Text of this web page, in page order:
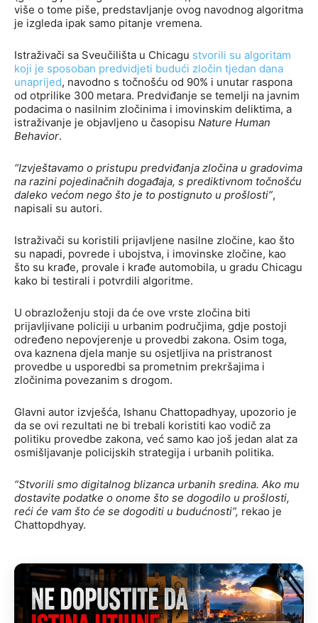
više o tome piše, predstavljanje ovog navodnog algoritma
je izgleda ipak samo pitanje vremena.
Istraživači sa Sveučilišta u Chicagu stvorili su algoritam
koji je sposoban predvidjeti budući zločin tjedan dana
unaprijed, navodno s točnošću od 90% i unutar raspona
od otprilike 300 metara. Predviđanje se temelji na javnim
podacima o nasilnim zločinima i imovinskim deliktima, a
istraživanje je objavljeno u časopisu Nature Human
Behavior.
“Izvještavamo o pristupu predviđanja zločina u gradovima
na razini pojedinačnih događaja, s prediktivnom točnošću
daleko većom nego što je to postignuto u prošlosti”,
napisali su autori.
Istraživači su koristili prijavljene nasilne zločine, kao što
su napadi, povrede i ubojstva, i imovinske zločine, kao
što su krađe, provale i krađe automobila, u gradu Chicagu
kako bi testirali i potvrdili algoritme.
U obrazloženju stoji da će ove vrste zločina biti
prijavljivane policiji u urbanim područjima, gdje postoji
određeno nepovjerenje u provedbi zakona. Osim toga,
ova kaznena djela manje su osjetljiva na pristranost
provedbe u usporedbi sa prometnim prekršajima i
zločinima povezanim s drogom.
Glavni autor izvješća, Ishanu Chattopadhyay, upozorio je
da se ovi rezultati ne bi trebali koristiti kao vodič za
politiku provedbe zakona, već samo kao još jedan alat za
osmišljavanje policijskih strategija i urbanih politika.
“Stvorili smo digitalnog blizanca urbanih sredina. Ako mu
dostavite podatke o onome što se dogodilo u prošlosti,
reći će vam što će se dogoditi u budućnosti”, rekao je
Chattopdhyay.